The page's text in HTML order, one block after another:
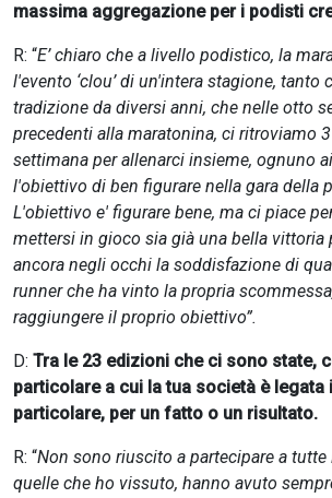
massima aggregazione per i podisti
R: “E’ chiaro che a livello podistico, la
l'evento ‘clou’ di un'intera stagione, tanto
tradizione da diversi anni, che nelle otto
precedenti alla maratonina, ci ritroviamo
settimana per allenarci insieme, ognuno
l'obiettivo di ben figurare nella gara della
L'obiettivo e' figurare bene, ma ci piace
mettersi in gioco sia già una bella vittoria
ancora negli occhi la soddisfazione di
runner che ha vinto la propria
raggiungere il proprio obiettivo”.
D: Tra le 23 edizioni che ci sono state,
particolare a cui la tua società è legata
particolare, per un fatto o un risultato.
R: “Non sono riuscito a partecipare a tutte
quelle che ho vissuto, hanno avuto